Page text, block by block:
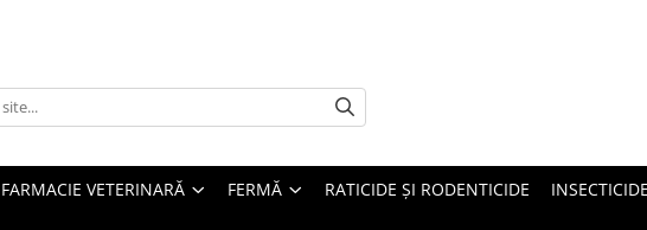
FARMACIE VETERINARĂ FERMĂ RATICIDE ȘI RODENTICIDE